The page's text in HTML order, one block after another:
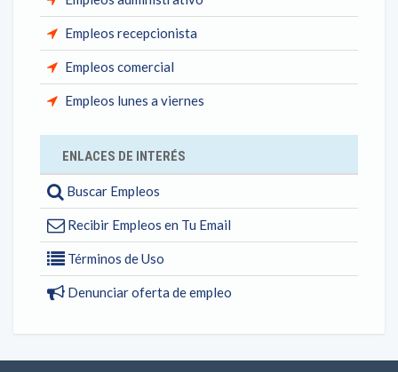
Empleos recepcionista
Empleos comercial
Empleos lunes a viernes
ENLACES DE INTERÉS
Buscar Empleos
Recibir Empleos en Tu Email
Términos de Uso
Denunciar oferta de empleo